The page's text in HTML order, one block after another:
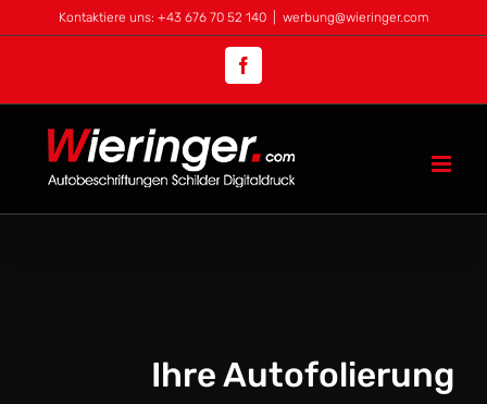
Kontaktiere uns: +43 676 70 52 140 werbung@wieringer.com
Facebook
Ihre Autofolierung